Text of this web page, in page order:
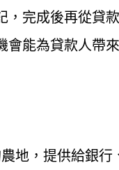
完成後再從貸
能為貸款人帶
地，提供給銀